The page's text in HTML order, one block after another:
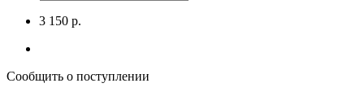
3 150 р.
Сообщить о поступлении